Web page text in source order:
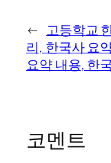
← 고등학교
리, 한국사 요
요약 내용, 한
코멘트